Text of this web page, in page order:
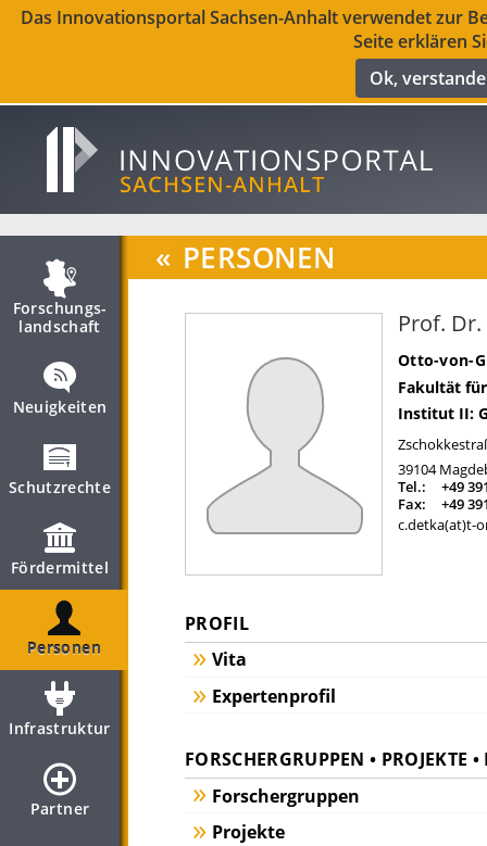
Das Innovationsportal Sachsen-Anhalt verwendet zur
Seite erklären
Ok,
Forschungs­
landschaft
Neuigkeiten
Schutzrechte
Fördermittel
Personen
Infrastruktur
Partner
« PERSONEN
Prof.
Otto-von-
Fakultät
Institut II:
39104
Tel.:
+49
Fax:
+49
c.detka(at)t-
PROFIL
Vita
Expertenprofil
FORSCHERGRUPPEN • PROJEKTE
Forschergruppen
Projekte